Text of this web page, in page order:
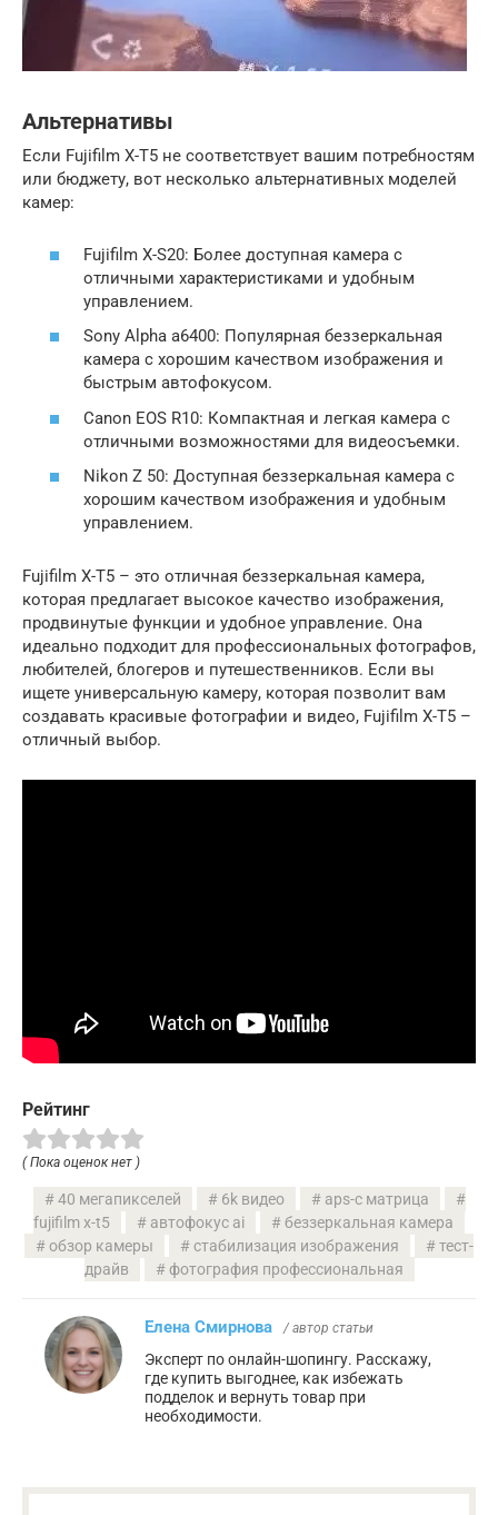
Альтернативы
Если Fujifilm X-T5 не соответствует вашим потребностям
или бюджету, вот несколько альтернативных моделей
камер:
Fujifilm X-S20: Более доступная камера с
отличными характеристиками и удобным
управлением.
Sony Alpha a6400: Популярная беззеркальная
камера с хорошим качеством изображения и
быстрым автофокусом.
Canon EOS R10: Компактная и легкая камера с
отличными возможностями для видеосъемки.
Nikon Z 50: Доступная беззеркальная камера с
хорошим качеством изображения и удобным
управлением.
Fujifilm X-T5 – это отличная беззеркальная камера,
которая предлагает высокое качество изображения,
продвинутые функции и удобное управление. Она
идеально подходит для профессиональных фотографов,
любителей, блогеров и путешественников. Если вы
ищете универсальную камеру, которая позволит вам
создавать красивые фотографии и видео, Fujifilm X-T5 –
отличный выбор.
Рейтинг
( Пока оценок нет )
40 мегапикселей 6k видео
aps-c матрица
fujifilm x-t5
автофокус ai
беззеркальная камера
обзор камеры
стабилизация изображения
тест-
драйв
фотография профессиональная
Елена Смирнова / автор статьи
Эксперт по онлайн-шопингу. Расскажу,
где купить выгоднее, как избежать
подделок и вернуть товар при
необходимости.